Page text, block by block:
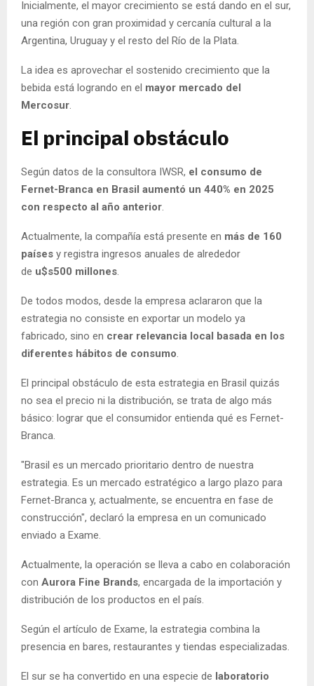
Inicialmente, el mayor crecimiento se está dando en el sur,
una región con gran proximidad y cercanía cultural a la
Argentina, Uruguay y el resto del Río de la Plata.
La idea es aprovechar el sostenido crecimiento que la
bebida está logrando en el mayor mercado del
Mercosur.
El principal obstáculo
Según datos de la consultora IWSR, el consumo de
Fernet-Branca en Brasil aumentó un 440% en 2025
con respecto al año anterior.
Actualmente, la compañía está presente en más de 160
países y registra ingresos anuales de alrededor
de u$s500 millones.
De todos modos, desde la empresa aclararon que la
estrategia no consiste en exportar un modelo ya
fabricado, sino en crear relevancia local basada en los
diferentes hábitos de consumo.
El principal obstáculo de esta estrategia en Brasil quizás
no sea el precio ni la distribución, se trata de algo más
básico: lograr que el consumidor entienda qué es Fernet-
Branca.
"Brasil es un mercado prioritario dentro de nuestra
estrategia. Es un mercado estratégico a largo plazo para
Fernet-Branca y, actualmente, se encuentra en fase de
construcción", declaró la empresa en un comunicado
enviado a Exame.
Actualmente, la operación se lleva a cabo en colaboración
con Aurora Fine Brands, encargada de la importación y
distribución de los productos en el país.
Según el artículo de Exame, la estrategia combina la
presencia en bares, restaurantes y tiendas especializadas.
El sur se ha convertido en una especie de laboratorio